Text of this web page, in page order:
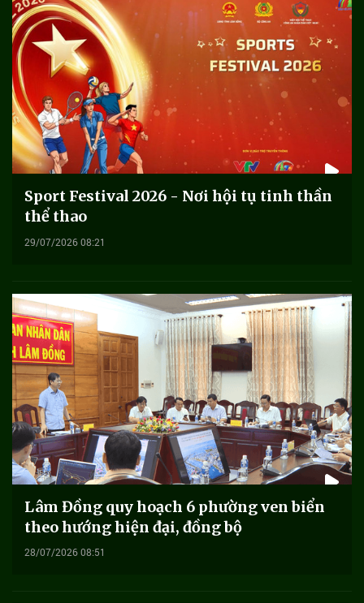
Sport Festival 2026 - Nơi hội tụ tinh thần
thể thao
29/07/2026 08:21
Lâm Đồng quy hoạch 6 phường ven biển
theo hướng hiện đại, đồng bộ
28/07/2026 08:51